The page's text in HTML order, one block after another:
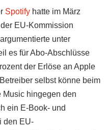
Spotify hatte im März
EU-Kommission
unter
es für Abo-Abschlüsse
der Erlöse an Apple
selbst könne beim
hingegen den
ein E-Book- und
den EU-